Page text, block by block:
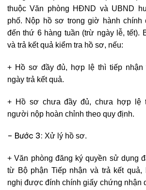
thuộc Văn phòng HĐND và UBND
phố. Nộp hồ sơ trong giờ hành
đến thứ 6 hàng tuần (trừ ngày lễ, tết).
và trả kết quả kiểm tra hồ sơ, nếu:
+ Hồ sơ đầy đủ, hợp lệ thì tiếp nhận
ngày trả kết quả.
+ Hồ sơ chưa đầy đủ, chưa hợp lệ
người nộp hoàn chỉnh theo quy định.
– Bước 3: Xử lý hồ sơ.
+ Văn phòng đăng ký quyền sử dụng
từ Bộ phận Tiếp nhận và trả kết
nghị được đính chính giấy chứng nhận